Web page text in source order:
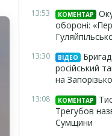
13:53 КОМЕНТАР
обороні:
13:30 ВІДЕО
російський
на
13:08 КОМЕНТАР
Трегубов
Сумщини